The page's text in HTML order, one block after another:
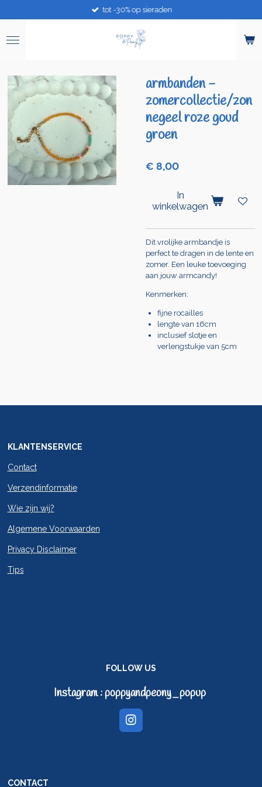
direct
de
tot -30% op sieraden
armbanden -
zomercollectie/zon
negeel roze goud
groen
€ 8,00
In
winkelwagen
Dit vrolijke armbandje is
perfect te dragen in de lente en
zomer. Een leuke toevoeging
aan jouw armcandy!
Kenmerken:
fijne rocailles
lengte van 16cm
inclusief slotje en
verlengstukje van 5cm
KLANTENSERVICE
Contact
Verzendinformatie
Wie zijn wij?
Algemene Voorwaarden
Privacy Disclaimer
Tips
FOLLOW US
Instagram : poppyandpeony_popup
I
CONTACT